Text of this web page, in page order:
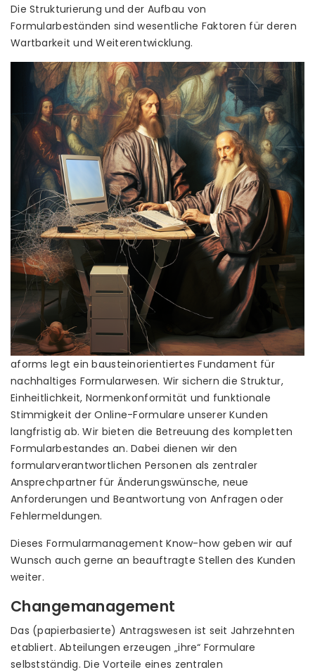
Die Strukturierung und der Aufbau von
Formularbeständen sind wesentliche Faktoren für deren
Wartbarkeit und Weiterentwicklung.
aforms legt ein bausteinorientiertes Fundament für
nachhaltiges Formularwesen. Wir sichern die Struktur,
Einheitlichkeit, Normenkonformität und funktionale
Stimmigkeit der Online-Formulare unserer Kunden
langfristig ab. Wir bieten die Betreuung des kompletten
Formularbestandes an. Dabei dienen wir den
formularverantwortlichen Personen als zentraler
Ansprechpartner für Änderungswünsche, neue
Anforderungen und Beantwortung von Anfragen oder
Fehlermeldungen.
Dieses Formularmanagement Know-how geben wir auf
Wunsch auch gerne an beauftragte Stellen des Kunden
weiter.
Changemanagement
Das (papierbasierte) Antragswesen ist seit Jahrzehnten
etabliert. Abteilungen erzeugen „ihre“ Formulare
selbstständig. Die Vorteile eines zentralen